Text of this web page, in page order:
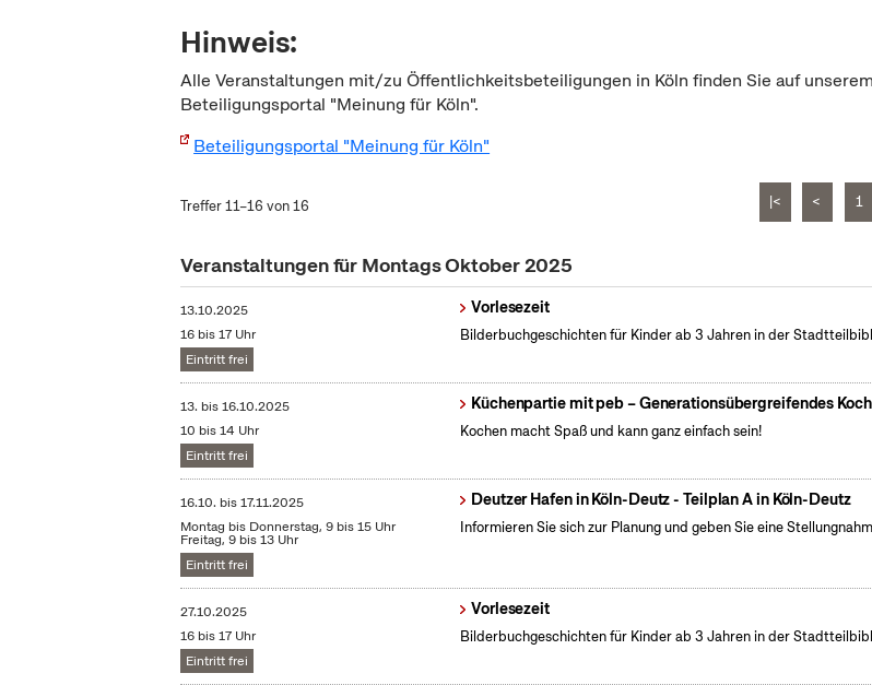
Hinweis:
Alle Veranstaltungen mit/zu Öffentlichkeitsbeteiligungen in Köln finden Sie auf unserem
Beteiligungsportal "Meinung für Köln".
Beteiligungsportal "Meinung für Köln"
Treffer 11–16 von 16 |< < 1
Veranstaltungen für Montags Oktober 2025
13.10.2025
16 bis 17 Uhr
Eintritt frei
Vorlesezeit
Bilderbuchgeschichten für Kinder ab 3 Jahren in der
13. bis16.10.2025
10 bis 14 Uhr
Eintritt frei
Küchenpartie mit peb – Generationsübergreifendes
Kochen macht Spaß und kann ganz einfach sein!
16.10. bis17.11.2025
Montag bis Donnerstag, 9 bis 15 Uhr
Freitag, 9 bis 13 Uhr
Eintritt frei
Deutzer Hafen in Köln-Deutz - Teilplan A in Köln-Deutz
Informieren Sie sich zur Planung und geben Sie eine
27.10.2025
16 bis 17 Uhr
Eintritt frei
Vorlesezeit
Bilderbuchgeschichten für Kinder ab 3 Jahren in der